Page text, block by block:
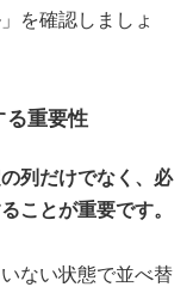
を確認しましょ
る重要性
列だけでなく、必
ことが重要です。
ない状態で並べ替